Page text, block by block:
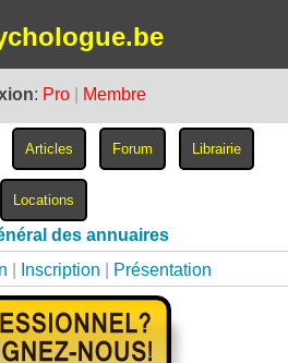
: Pro Membre
des annuaires
Inscription Présentation